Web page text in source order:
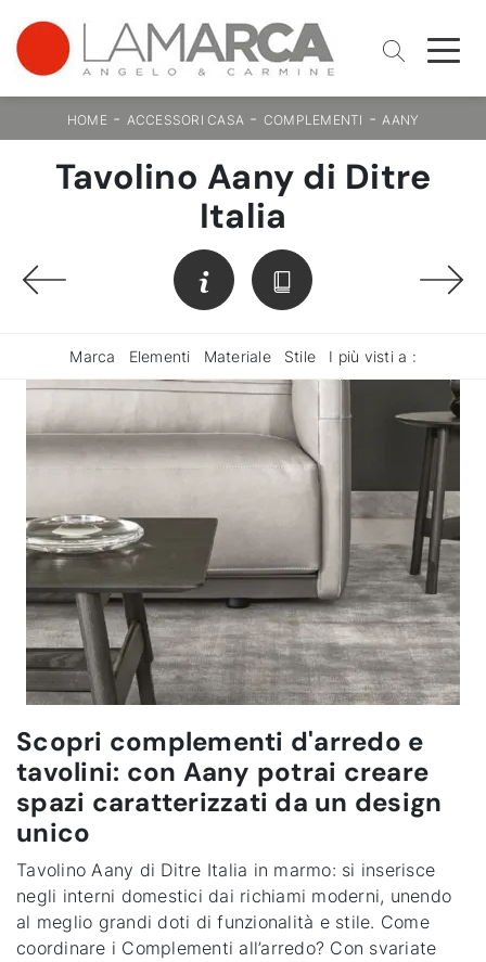
HOME- ACCESSORI CASA - COMPLEMENTI -AANY
Tavolino Aany di Ditre
Italia
Marca Elementi Materiale Stile I più visti a :
Scopri complementi d'arredo e
tavolini: con Aany potrai creare
spazi caratterizzati da un design
unico
Tavolino Aany di Ditre Italia in marmo: si inserisce
negli interni domestici dai richiami moderni, unendo
al meglio grandi doti di funzionalità e stile. Come
coordinare i Complementi all’arredo? Con svariate